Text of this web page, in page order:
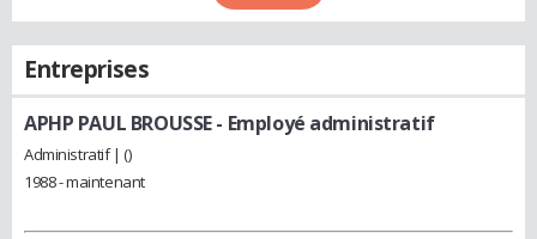
Entreprises
APHP PAUL BROUSSE- Employé administratif
Administratif | ()
1988 - maintenant